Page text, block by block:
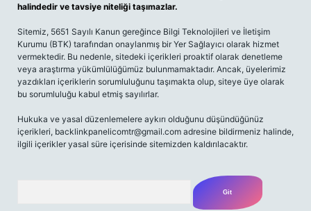
halindedir ve tavsiye niteliği taşımazlar.
Sitemiz, 5651 Sayılı Kanun gereğince Bilgi Teknolojileri ve İletişim
Kurumu (BTK) tarafından onaylanmış bir Yer Sağlayıcı olarak hizmet
vermektedir. Bu nedenle, sitedeki içerikleri proaktif olarak denetleme
veya araştırma yükümlülüğümüz bulunmamaktadır. Ancak, üyelerimiz
yazdıkları içeriklerin sorumluluğunu taşımakta olup, siteye üye olarak
bu sorumluluğu kabul etmiş sayılırlar.
Hukuka ve yasal düzenlemelere aykırı olduğunu düşündüğünüz
içerikleri, backlinkpanelicomtr@gmail.com adresine bildirmeniz halinde,
ilgili içerikler yasal süre içerisinde sitemizden kaldırılacaktır.